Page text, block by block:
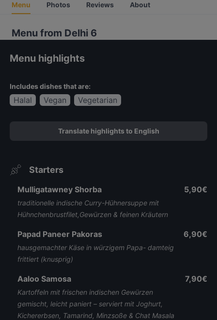
Menu Photos Reviews About
Menu from Delhi 6
Menu highlights
Includes dishes that are:
Halal Vegan Vegetarian
Translate highlights to English
Starters
Mulligatawney Shorba
traditionelle indische Curry-Hühnersuppe mit
Hühnchenbrustfilet,Gewürzen & feinen Kräutern
5,90€
Papad Paneer Pakoras
hausgemachter Käse in würzigem Papa- damteig
frittiert (knusprig)
6,90€
Aaloo Samosa
Kartoffeln mit frischen indischen Gewürzen
gemischt, leicht paniert – serviert mit Joghurt,
Kichererbsen, Tamarind, Minzsoße & Chat Masala
7,90€